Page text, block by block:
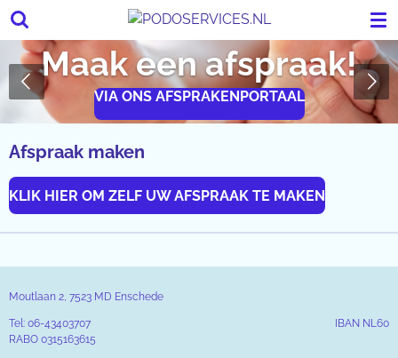
Ga
direct
naar
de
hoofdinhoud
Maak een afspraak!
VIA ONS AFSPRAKENPORTAAL
Afspraak maken
KLIK HIER OM ZELF UW AFSPRAAK TE MAKEN
Moutlaan 2, 7523 MD Enschede
Tel: 06-43403707 IBAN NL60
RABO 0315163615